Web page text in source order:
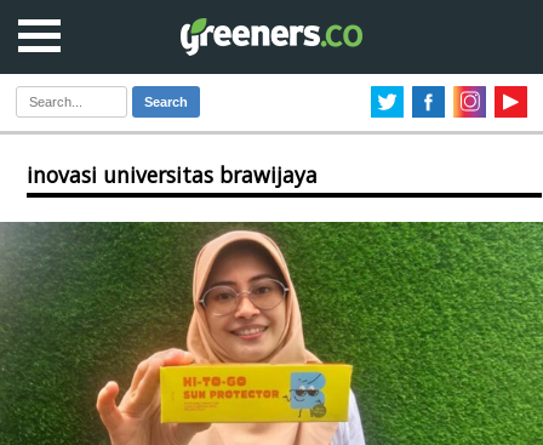
Search
inovasi universitas brawijaya